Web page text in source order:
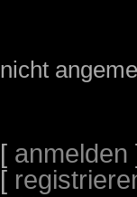
nicht
[ anmelden
[